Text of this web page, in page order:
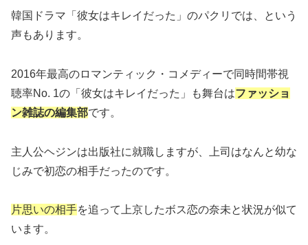
韓国ドラマ「彼女はキレイだった」のパクリでは、という
声もあります。
2016年最高のロマンティック・コメディーで同時間帯視
聴率No. 1の「彼女はキレイだった」も舞台はファッショ
ン雑誌の編集部です。
主人公ヘジンは出版社に就職しますが、上司はなんと幼な
じみで初恋の相手だったのです。
片思いの相手を追って上京したボス恋の奈未と状況が似て
います。